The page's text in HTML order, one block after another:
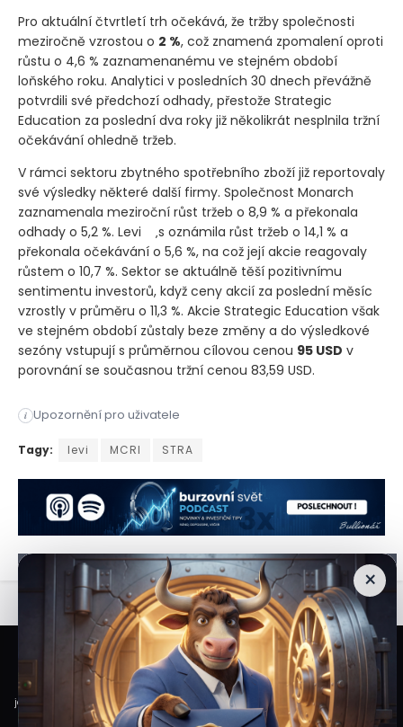
Pro aktuální čtvrtletí trh očekává, že tržby společnosti
meziročně vzrostou o 2 %, což znamená zpomalení oproti
růstu o 4,6 % zaznamenanému ve stejném období
loňského roku. Analytici v posledních 30 dnech převážně
potvrdili své předchozí odhady, přestože Strategic
Education za poslední dva roky již několikrát nesplnila tržní
očekávání ohledně tržeb.
V rámci sektoru zbytného spotřebního zboží již reportovaly
své výsledky některé další firmy. Společnost Monarch
zaznamenala meziroční růst tržeb o 8,9 % a překonala
odhady o 5,2 %. Levi
‚s oznámila růst tržeb o 14,1 % a
překonala očekávání o 5,6 %, na což její akcie reagovaly
růstem o 10,7 %. Sektor se aktuálně těší pozitivnímu
sentimentu investorů, když ceny akcií za poslední měsíc
vzrostly v průměru o 11,3 %. Akcie Strategic Education však
ve stejném období zůstaly beze změny a do výsledkové
sezóny vstupují s průměrnou cílovou cenou 95 USD v
porovnání se současnou tržní cenou 83,59 USD.
i Upozornění pro uživatele
Společnost Strategic Education oznámí své hospodářské
Tagy: levi MCRI STRA
×
Veškeré informace a materiály zveřejněné na internetových stránkách
Burzovního Světa vycházejí z veřejně dostupných a důvěryhodných zdrojů. Při
jejich zpracování je postupováno s odbornou péčí a cílem poskytovat čtenářům
objektivní, aktuální a srozumitelné informace. Obsah internetových stránek